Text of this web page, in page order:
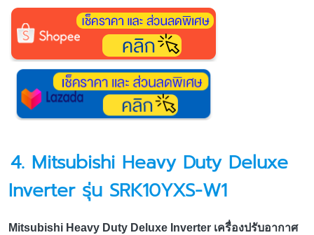
4. Mitsubishi Heavy Duty Deluxe
Inverter รุ่น SRK10YXS-W1
Mitsubishi Heavy Duty Deluxe Inverter เครื่องปรับอากาศ